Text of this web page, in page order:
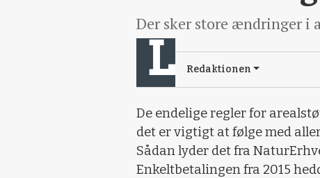
Der sker store ændringer i
Redaktionen
De endelige regler for
det er vigtigt at følge med
Sådan lyder det fra
Enkeltbetalingen fra 2015